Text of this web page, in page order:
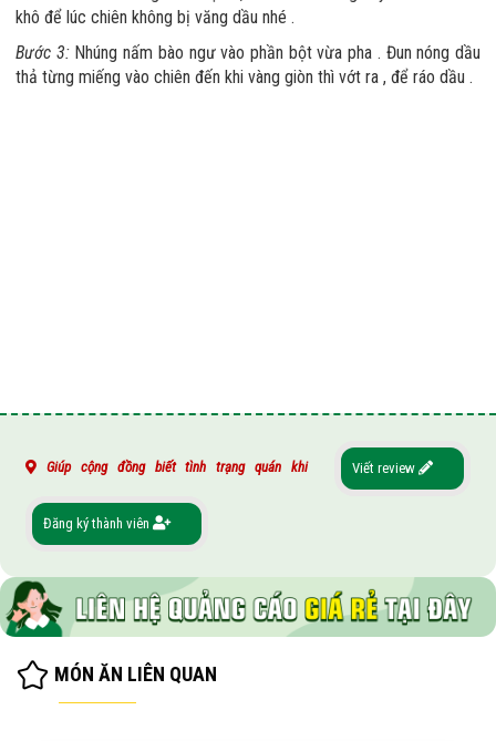
khô để lúc chiên không bị văng dầu nhé .
Bước 3:Nhúng nấm bào ngư vào phần bột vừa pha . Đun nóng dầu
thả từng miếng vào chiên đến khi vàng giòn thì vớt ra , để ráo dầu .
Giúp cộng đồng biết tình trạng quán khi Viết review
Đăng ký thành viên
MÓN ĂN LIÊN QUAN